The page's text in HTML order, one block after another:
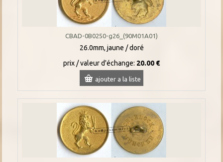
CBAD-0B0250-g26_(90M01A01)
26.0mm, jaune / doré
prix / valeur d'échange: 20.00 €
ajouter a la liste